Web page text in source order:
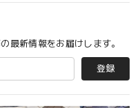
最新情報をお届けします。
登録